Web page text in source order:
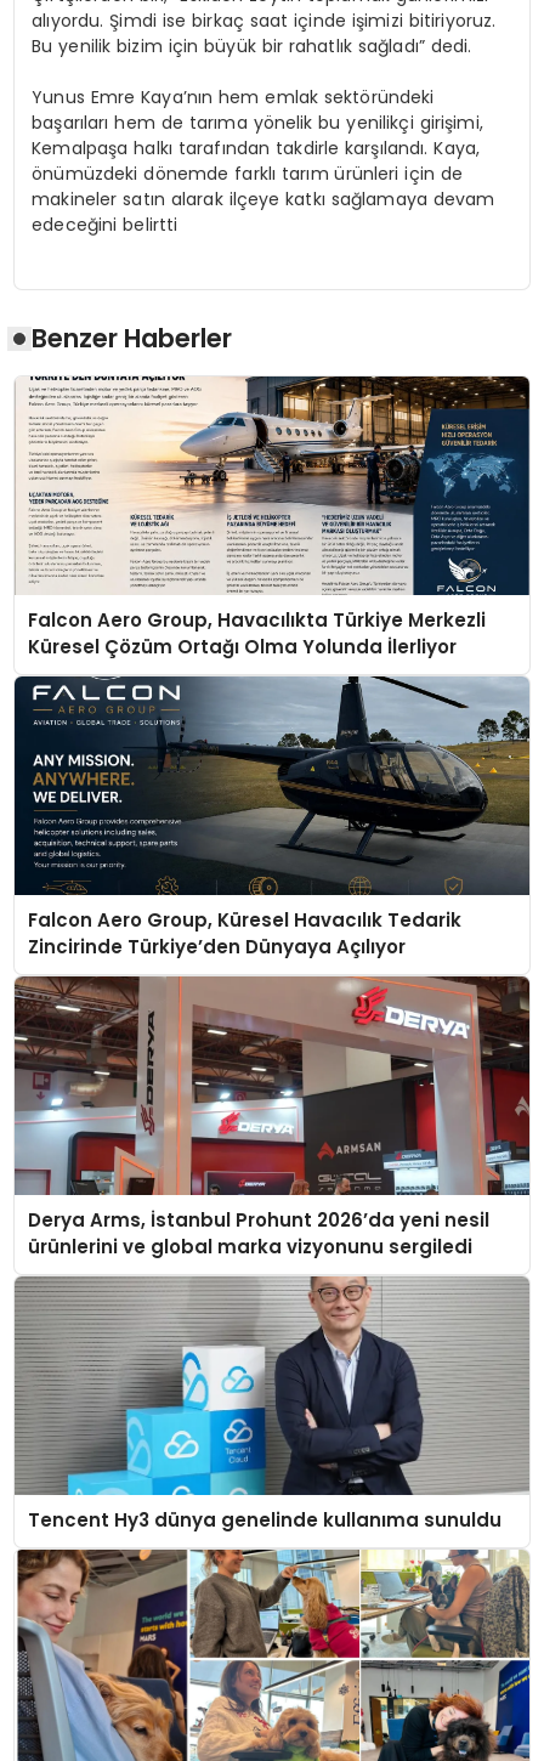
alıyordu. Şimdi ise birkaç saat içinde işimizi bitiriyoruz.
Bu yenilik bizim için büyük bir rahatlık sağladı” dedi.
Yunus Emre Kaya’nın hem emlak sektöründeki
başarıları hem de tarıma yönelik bu yenilikçi girişimi,
Kemalpaşa halkı tarafından takdirle karşılandı. Kaya,
önümüzdeki dönemde farklı tarım ürünleri için de
makineler satın alarak ilçeye katkı sağlamaya devam
edeceğini belirtti
Benzer Haberler
Falcon Aero Group, Havacılıkta Türkiye Merkezli
Küresel Çözüm Ortağı Olma Yolunda İlerliyor
Falcon Aero Group, Küresel Havacılık Tedarik
Zincirinde Türkiye’den Dünyaya Açılıyor
Derya Arms, İstanbul Prohunt 2026’da yeni nesil
ürünlerini ve global marka vizyonunu sergiledi
Tencent Hy3 dünya genelinde kullanıma sunuldu